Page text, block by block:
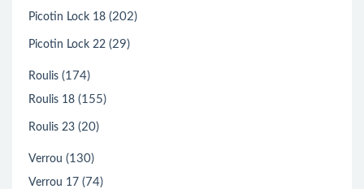
Picotin Lock 18 (202)
Picotin Lock 22 (29)
Roulis (174)
Roulis 18 (155)
Roulis 23 (20)
Verrou (130)
Verrou 17 (74)